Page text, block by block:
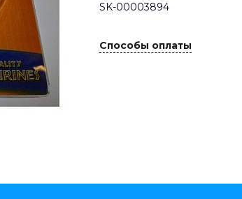
SK-00003894
Способы оплаты